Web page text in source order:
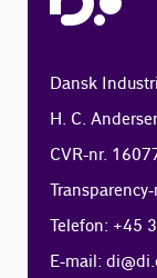
Dansk Industri
H. C.
CVR-nr.
Telefon: +45
E-mail: